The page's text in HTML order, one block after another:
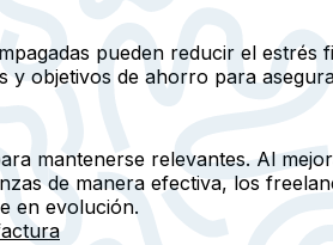
pueden reducir el
objetivos de ahorro para
mantenerse relevantes. Al
de manera efectiva, los
en evolución.